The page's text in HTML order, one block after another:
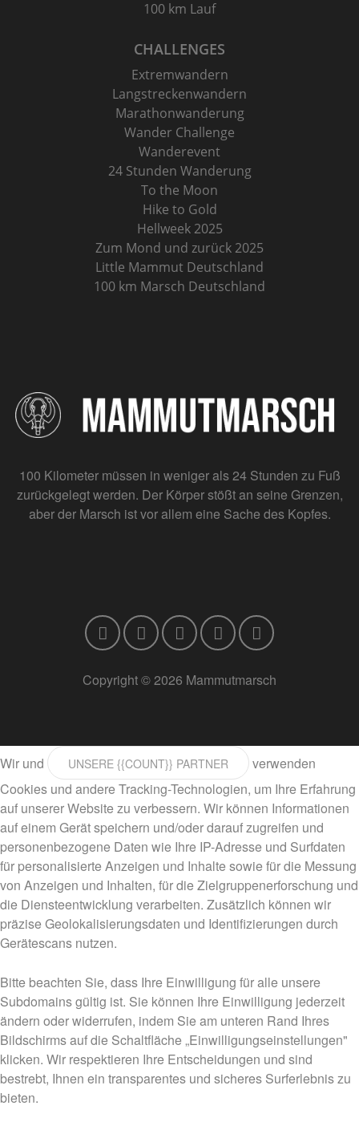
100 km Lauf
CHALLENGES
Extremwandern
Langstreckenwandern
Marathonwanderung
Wander Challenge
Wanderevent
24 Stunden Wanderung
To the Moon
Hike to Gold
Hellweek 2025
Zum Mond und zurück 2025
Little Mammut Deutschland
100 km Marsch Deutschland
100 Kilometer müssen in weniger als 24 Stunden zu Fuß
zurückgelegt werden. Der Körper stößt an seine Grenzen,
aber der Marsch ist vor allem eine Sache des Kopfes.
Copyright © 2026 Mammutmarsch
Wir und UNSERE {{COUNT}} PARTNER
verwenden
Cookies und andere Tracking-Technologien, um Ihre Erfahrung
auf unserer Website zu verbessern. Wir können Informationen
auf einem Gerät speichern und/oder darauf zugreifen und
personenbezogene Daten wie Ihre IP-Adresse und Surfdaten
für personalisierte Anzeigen und Inhalte sowie für die Messung
von Anzeigen und Inhalten, für die Zielgruppenerforschung und
die Diensteentwicklung verarbeiten. Zusätzlich können wir
präzise Geolokalisierungsdaten und Identifizierungen durch
Gerätescans nutzen.
Bitte beachten Sie, dass Ihre Einwilligung für alle unsere
Subdomains gültig ist. Sie können Ihre Einwilligung jederzeit
ändern oder widerrufen, indem Sie am unteren Rand Ihres
Bildschirms auf die Schaltfläche „Einwilligungseinstellungen"
klicken. Wir respektieren Ihre Entscheidungen und sind
bestrebt, Ihnen ein transparentes und sicheres Surferlebnis zu
bieten.